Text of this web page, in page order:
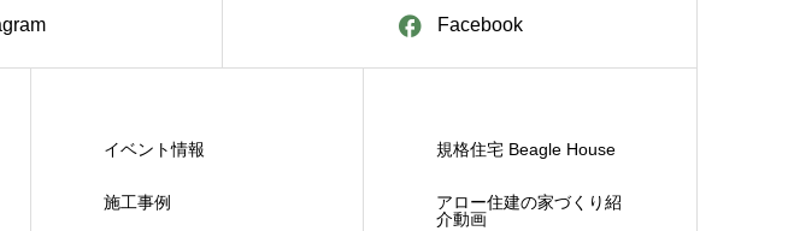
Facebook
イベント情報
施工事例
規格住宅 Beagle House
アロー住建の家づくり紹
介動画